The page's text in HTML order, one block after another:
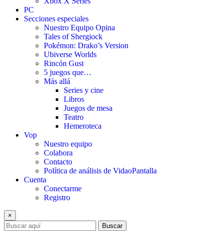
PC
Secciones especiales
Nuestro Equipo Opina
Tales of Shergiock
Pokémon: Drako’s Version
Ubiverse Worlds
Rincón Gust
5 juegos que…
Más allá
Series y cine
Libros
Juegos de mesa
Teatro
Hemeroteca
Vop
Nuestro equipo
Colabora
Contacto
Política de análisis de VidaoPantalla
Cuenta
Conectarme
Registro
×
Buscar